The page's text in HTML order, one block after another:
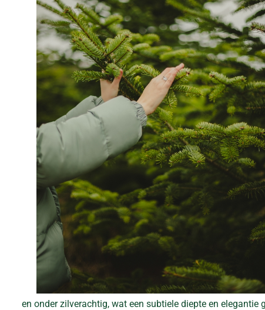
en onder zilverachtig, wat een subtiele diepte en